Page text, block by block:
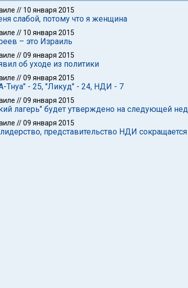
// 10 января 2015
слабой, потому что я женщина
// 10 января 2015
– это Израиль
//09 января 2015
об уходе из политики
//09 января 2015
Тнуа" - 25, "Ликуд" - 24, НДИ - 7
//09 января 2015
лагерь" будет утверждено на следующей
//09 января 2015
представительство НДИ сокращается